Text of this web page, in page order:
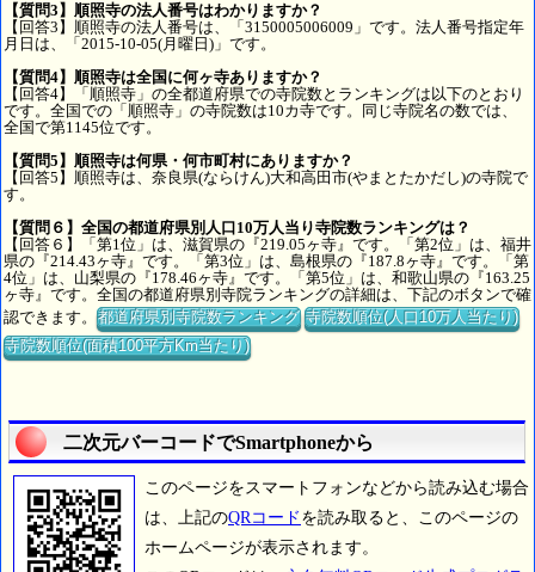
【質問3】順照寺の法人番号はわかりますか？
【回答3】順照寺の法人番号は、「3150005006009」です。法人番号指定年
月日は、「2015-10-05(月曜日)」です。
【質問4】順照寺は全国に何ヶ寺ありますか？
【回答4】「順照寺」の全都道府県での寺院数とランキングは以下のとおり
です。全国での「順照寺」の寺院数は10カ寺です。同じ寺院名の数では、
全国で第1145位です。
【質問5】順照寺は何県・何市町村にありますか？
【回答5】順照寺は、奈良県(ならけん)大和高田市(やまとたかだし)の寺院で
す。
【質問６】全国の都道府県別人口10万人当り寺院数ランキングは？
【回答６】「第1位」は、滋賀県の『219.05ヶ寺』です。「第2位」は、福井
県の『214.43ヶ寺』です。「第3位」は、島根県の『187.8ヶ寺』です。「第
4位」は、山梨県の『178.46ヶ寺』です。「第5位」は、和歌山県の『163.25
ヶ寺』です。全国の都道府県別寺院ランキングの詳細は、下記のボタンで確
認できます。都道府県別寺院数ランキング 寺院数順位(人口10万人当たり)
寺院数順位(面積100平方Km当たり)
二次元バーコードでSmartphoneから
このページをスマートフォンなどから読み込む場合
は、上記のQRコード を読み取ると、このページの
ホームページが表示されます。